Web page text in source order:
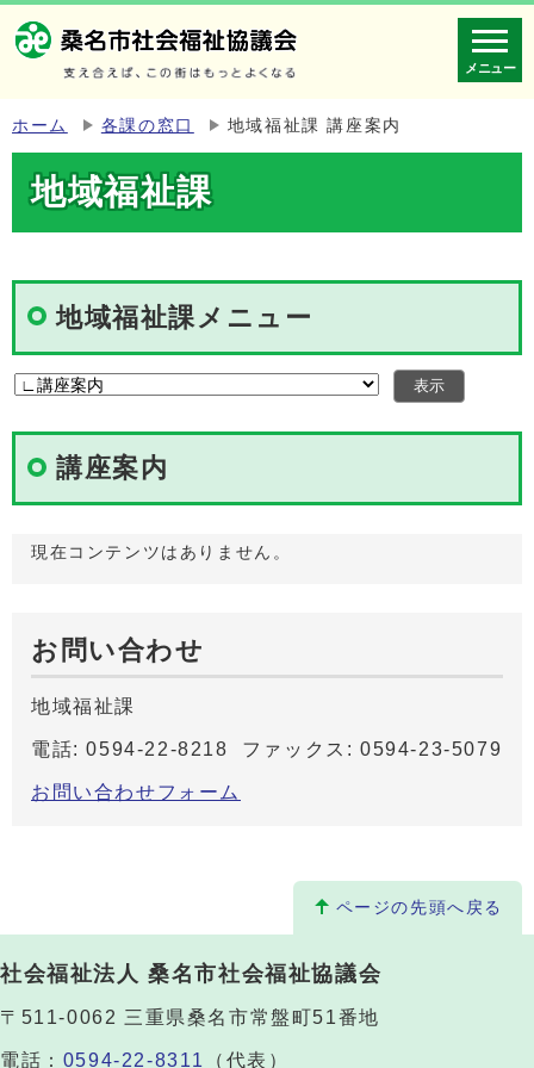
メニュー
ホーム 各課の窓口 地域福祉課 講座案内
地域福祉課
地域福祉課メニュー
講座案内
現在コンテンツはありません。
お問い合わせ
地域福祉課
電話: 0594-22-8218 ファックス: 0594-23-5079
お問い合わせフォーム
ページの先頭へ戻る
社会福祉法人 桑名市社会福祉協議会
〒511-0062 三重県桑名市常盤町51番地
電話： 0594-22-8311 （代表）